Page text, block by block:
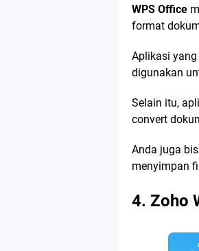
WPS Office
format
Aplikasi yang
digunakan
Selain itu,
convert
Anda juga
menyimpan
4. Zoho